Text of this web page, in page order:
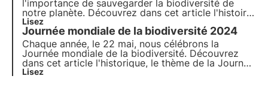
l'importance de sauvegarder la biodiversité de
notre planète. Découvrez dans cet article l'histoire
de la Journée de la Terre, le thème de 2024 et
l'engagement de 3Bee dans la surveillance et la
protection des insectes pollinisateurs.
Lisez
Journée mondiale de la biodiversité 2024
Chaque année, le 22 mai, nous célébrons la
Journée mondiale de la biodiversité. Découvrez
dans cet article l'historique, le thème de la Journée
2024 et l'engagement de 3Bee dans la
Lisez